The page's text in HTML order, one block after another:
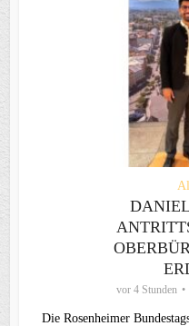
vor 4 Stunden
Die Rosenheimer